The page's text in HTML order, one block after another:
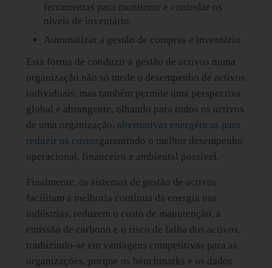
ferramentas para monitorar e controlar os
níveis de inventário.
Automatizar a gestão de compras e inventário.
Esta forma de conduzir a gestão de activos numa
organização não só mede o desempenho de activos
individuais, mas também permite uma perspectiva
global e abrangente, olhando para todos os activos
de uma organização. alternativas energéticas para
reduzir os custosgarantindo o melhor desempenho
operacional, financeiro e ambiental possível.
Finalmente, os sistemas de gestão de activos
facilitam a melhoria contínua da energia nas
indústrias, reduzem o custo de manutenção, a
emissão de carbono e o risco de falha dos activos,
traduzindo-se em vantagens competitivas para as
organizações, porque os benchmarks e os dados